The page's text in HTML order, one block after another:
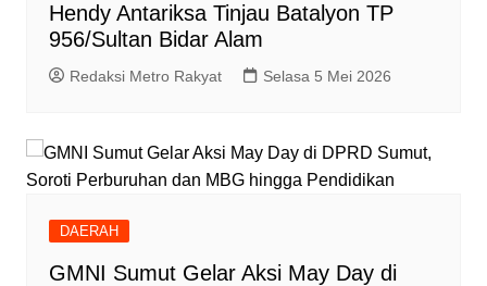
Hendy Antariksa Tinjau Batalyon TP
956/Sultan Bidar Alam
Redaksi Metro Rakyat Selasa 5 Mei 2026
DAERAH
GMNI Sumut Gelar Aksi May Day di